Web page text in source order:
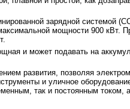
зарядной системой
мощности 900 кВт.
и может подавать на
развития, позволяя
и уличное
так и постоянным током,